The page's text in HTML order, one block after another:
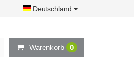
Deutschland
Warenkorb 0